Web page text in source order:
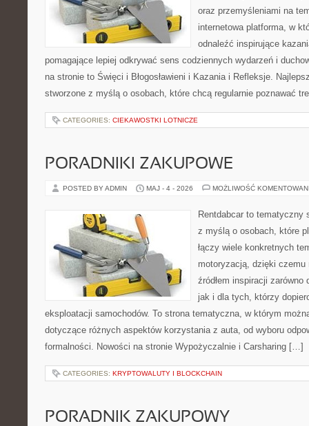
oraz przemyśleniami na
internetowa platforma, w
odnaleźć inspirujące
pomagające lepiej odkrywać sens codziennych wydarzeń i
na stronie to Święci i Błogosławieni i Kazania i Refleksje.
stworzone z myślą o osobach, które chcą regularnie poznawać
CATEGORIES: CIEKAWOSTKI LOTNICZE
PORADNIKI ZAKUPOWE
POSTED BY ADMIN MAJ - 4 - 2026 MOŻLIWOŚĆ
Rentdabcar to tematyczny
z myślą o osobach, które
łączy wiele konkretnych
motoryzacją, dzięki
źródłem inspiracji zarówno
jak i dla tych, którzy
eksploatacji samochodów. To strona tematyczna, w którym
dotyczące różnych aspektów korzystania z auta, od wyboru
formalności. Nowości na stronie Wypożyczalnie i Carsharing […]
CATEGORIES: KRYPTOWALUTY I BLOCKCHAIN
PORADNIK ZAKUPOWY